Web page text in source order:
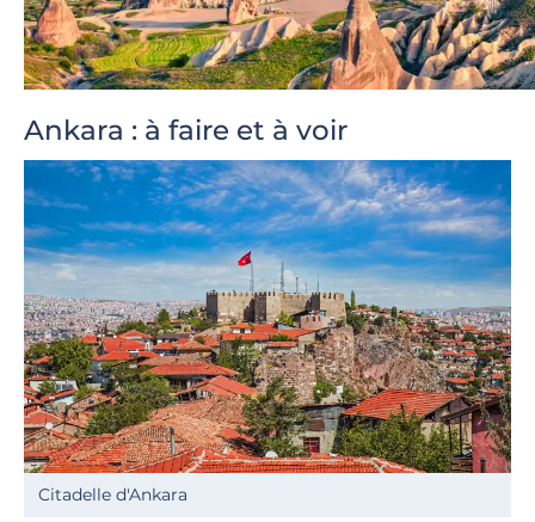
Ankara : à faire et à voir
Citadelle d'Ankara